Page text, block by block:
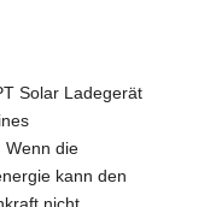
Solar Ladegerät
Wenn die
kann den